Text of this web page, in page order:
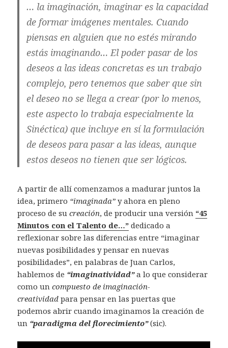
… la imaginación, imaginar es la capacidad
de formar imágenes mentales. Cuando
piensas en alguien que no estés mirando
estás imaginando… El poder pasar de los
deseos a las ideas concretas es un trabajo
complejo, pero tenemos que saber que sin
el deseo no se llega a crear (por lo menos,
este aspecto lo trabaja especialmente la
Sinéctica) que incluye en sí la formulación
de deseos para pasar a las ideas, aunque
estos deseos no tienen que ser lógicos.
A partir de allí comenzamos a madurar juntos la
idea, primero “imaginada” y ahora en pleno
proceso de sucreación, de producir una versión “45
Minutos con el Talento de…” dedicado a
reflexionar sobre las diferencias entre “imaginar
nuevas posibilidades y pensar en nuevas
posibilidades”, en palabras de Juan Carlos,
hablemos de “imaginatividad”a lo que considerar
como uncompuesto de imaginación-
creatividad para pensar en las puertas que
podemos abrir cuando imaginamos la creación de
un “paradigma del florecimiento”(sic).